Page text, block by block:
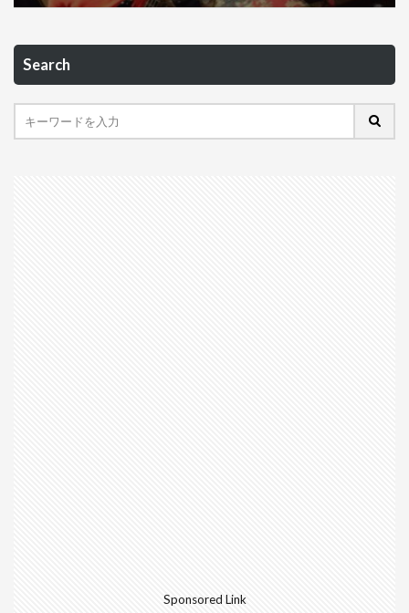
Search
Sponsored Link